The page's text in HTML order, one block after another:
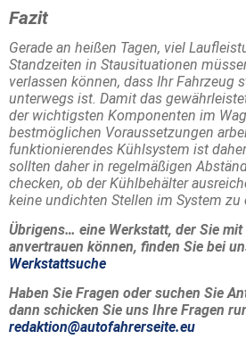
Fazit
Gerade an heißen Tagen, viel
Standzeiten in Stausituationen
verlassen können, dass Ihr Fahrzeug
unterwegs ist. Damit das
der wichtigsten Komponenten im
bestmöglichen Voraussetzungen
funktionierendes Kühlsystem ist
sollten daher in regelmäßigen
checken, ob der Kühlbehälter
keine undichten Stellen im System zu
Übrigens… eine Werkstatt, der Sie
anvertrauen können, finden Sie bei
Werkstattsuche
Haben Sie Fragen oder suchen Sie
dann schicken Sie uns Ihre Fragen
redaktion@autofahrerseite.eu